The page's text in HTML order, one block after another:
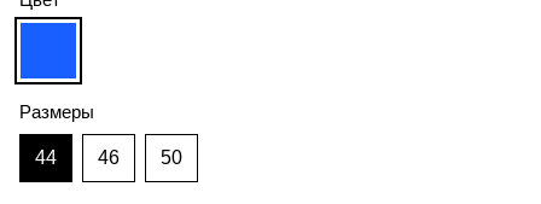
Размеры
44 46 50